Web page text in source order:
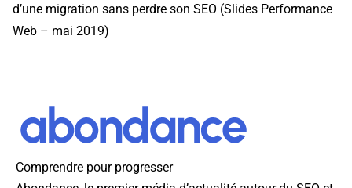
d’une migration sans perdre son SEO (Slides Performance
Web – mai 2019)
Comprendre pour progresser